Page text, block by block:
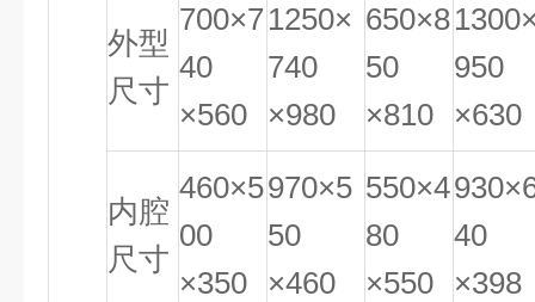
外型
尺寸
700×7
40
×560
1250×
740
×980
650×8
50
×810
950
×630
内腔
尺寸
460×5
00
×350
970×5
50
×460
550×4
80
×550
40
×398